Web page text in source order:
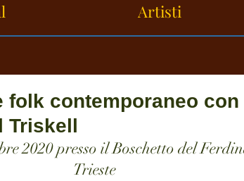
Artisti
folk contemporaneo
Triskell
2020 presso il Boschetto del
Trieste